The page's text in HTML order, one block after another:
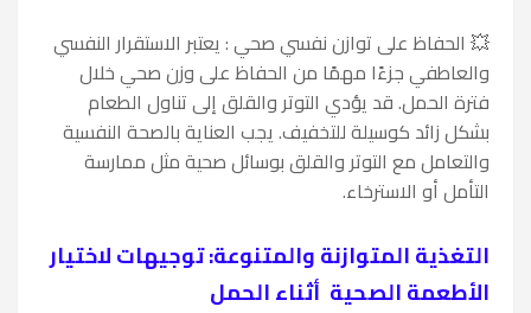
💥 الحفاظ على توازن نفسي صحي : يعتبر الاستقرار النفسي
والعاطفي جزءًا مهمًا من الحفاظ على وزن صحي خلال
فترة الحمل. قد يؤدي التوتر والقلق إلى تناول الطعام
بشكل زائد كوسيلة للتخفيف. يجب العناية بالصحة النفسية
والتعامل مع التوتر والقلق بوسائل صحية مثل ممارسة
التأمل أو الاسترخاء.
التغذية المتوازنة والمتنوعة: توجيهات لاختيار
الأطعمة الصحية أثناء الحمل